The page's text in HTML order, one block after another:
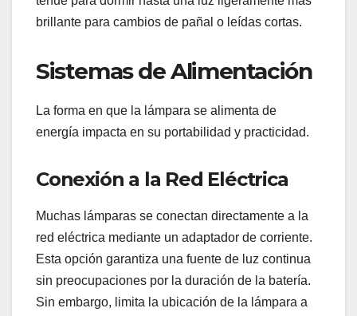
brillante para cambios de pañal o leídas cortas.
Sistemas de Alimentación
La forma en que la lámpara se alimenta de
energía impacta en su portabilidad y practicidad.
Conexión a la Red Eléctrica
Muchas lámparas se conectan directamente a la
red eléctrica mediante un adaptador de corriente.
Esta opción garantiza una fuente de luz continua
sin preocupaciones por la duración de la batería.
Sin embargo, limita la ubicación de la lámpara a